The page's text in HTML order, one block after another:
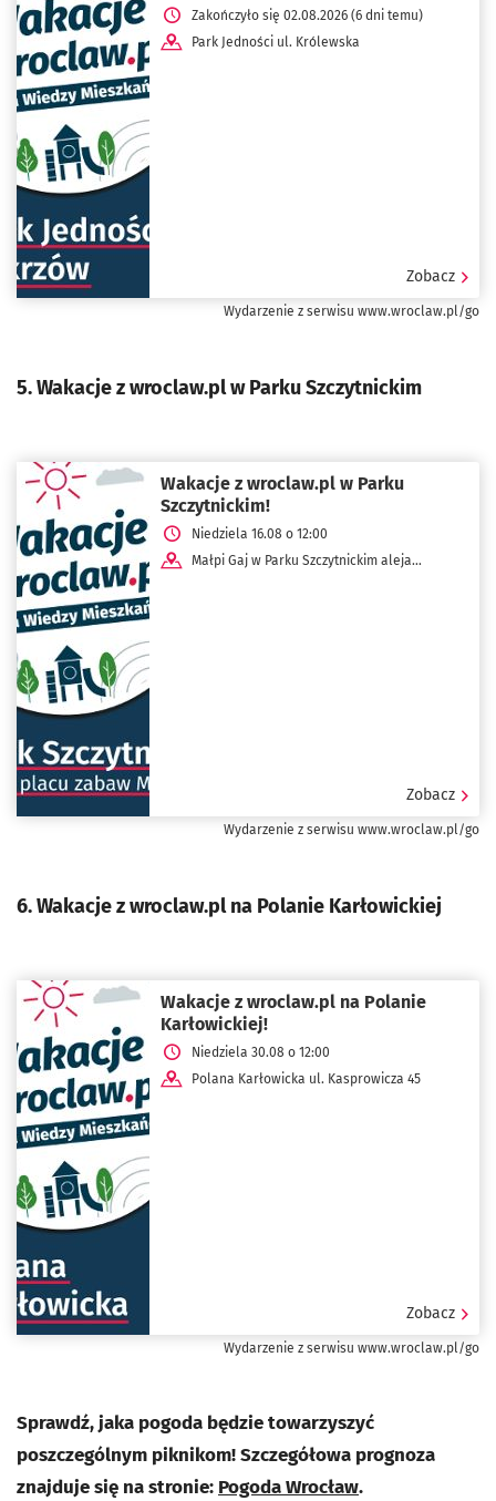
Zakończyło się 02.08.2026 (6 dni temu)
Park Jedności ul. Królewska
Zobacz
Wydarzenie z serwisu www.wroclaw.pl/go
5. Wakacje z wroclaw.pl w Parku Szczytnickim
Wakacje z wroclaw.pl w Parku
Szczytnickim!
Niedziela 16.08 o 12:00
Małpi Gaj w Parku Szczytnickim aleja
Zobacz
Wydarzenie z serwisu www.wroclaw.pl/go
6. Wakacje z wroclaw.pl na Polanie Karłowickiej
Wakacje z wroclaw.pl na Polanie
Karłowickiej!
Niedziela 30.08 o 12:00
Polana Karłowicka ul. Kasprowicza 45
Zobacz
Wydarzenie z serwisu www.wroclaw.pl/go
Sprawdź, jaka pogoda będzie towarzyszyć
poszczególnym piknikom! Szczegółowa prognoza
znajduje się na stronie: Pogoda Wrocław.